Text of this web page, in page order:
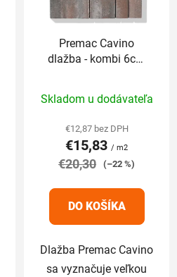
Premac Cavino
dlažba - kombi 6cm
hodnotenie
produktu
je
4,4
5
hviezdičiek.
Skladom u dodávateľa
€12,87 bez DPH
€15,83 / m2
€20,30 (–22 %)
DO KOŠÍKA
Dlažba Premac Cavino
sa vyznačuje veľkou